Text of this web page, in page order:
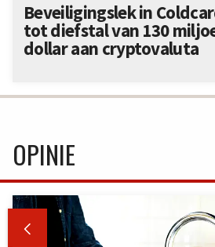
Beveiligingslek in
tot diefstal van 130
dollar aan cryptovaluta
OPINIE
